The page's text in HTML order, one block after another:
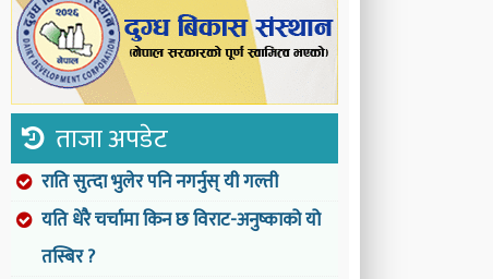
ताजा अपडेट
राति सुत्दा भुलेर पनि नगर्नुस् यी गल्ती
यति धेरै चर्चामा किन छ विराट-अनुष्काको यो
तस्बिर ?